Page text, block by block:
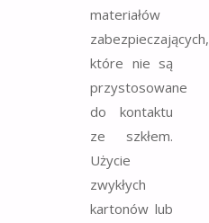
materiałów
zabezpieczających,
które nie są
przystosowane
do kontaktu
ze szkłem.
Użycie
zwykłych
kartonów lub